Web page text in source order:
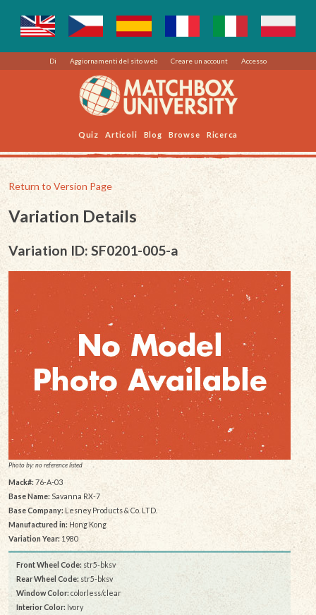
Di Aggiornamenti del sito web Creare un account Accesso
Quiz Articoli Blog Browse Ricerca
Return to Version Page
Variation Details
Variation ID: SF0201-005-a
Photo by: no reference listed
Mack#:76-A-03
Base Name:Savanna RX-7
Base Company: Lesney Products & Co. LTD.
Manufactured in:Hong Kong
Variation Year:1980
Front Wheel Code: str5-bksv
Rear Wheel Code: str5-bksv
Window Color: colorless/clear
Interior Color: Ivory